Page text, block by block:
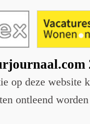
op deze website
ontleend worden